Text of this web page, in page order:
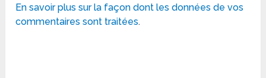
En savoir plus sur la façon dont les données de vos
commentaires sont traitées.